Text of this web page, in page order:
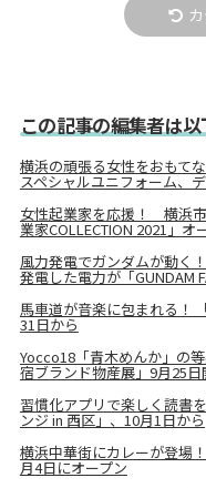
この記事の編集者は
横浜の頑張る女性をおもて
スペシャルユニフォーム、
女性起業家を応援！ 横浜
業家COLLECTION 2021」オ
風力発電でガンダムが動く
発電した電力が「GUNDAM
馬車道が音楽に包まれる！
31日から
Yocco18「青木めんか」の
宿ブランド物産展」9月25日
習慣化アプリで楽しく読書
ンジ in 西区」、10月1日から
横浜中華街にカレーが登場
月4日にオープン